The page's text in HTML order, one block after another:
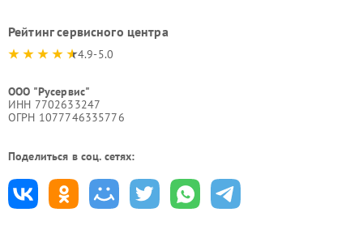
Рейтинг сервисного центра
4.9-5.0
ООО "Русервис"
ИНН 7702633247
ОГРН 1077746335776
Поделиться в соц. сетях: